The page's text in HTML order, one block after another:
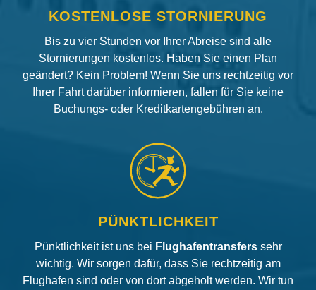
KOSTENLOSE STORNIERUNG
Bis zu vier Stunden vor Ihrer Abreise sind alle
Stornierungen kostenlos. Haben Sie einen Plan
geändert? Kein Problem! Wenn Sie uns rechtzeitig vor
Ihrer Fahrt darüber informieren, fallen für Sie keine
Buchungs- oder Kreditkartengebühren an.
PÜNKTLICHKEIT
Pünktlichkeit ist uns bei Flughafentransfers sehr
wichtig. Wir sorgen dafür, dass Sie rechtzeitig am
Flughafen sind oder von dort abgeholt werden. Wir tun